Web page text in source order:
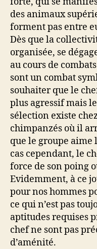
des animaux
forment pas entre
Dès que la
organisée, se
au cours de
sont un combat
souhaiter que le
plus agressif mais
sélection existe
chimpanzés où il
que le groupe aime
cas cependant, le
force de son poing
Evidemment, à ce
pour nos hommes
ce qui n’est pas
aptitudes requises
chef ne sont pas
d’aménité.